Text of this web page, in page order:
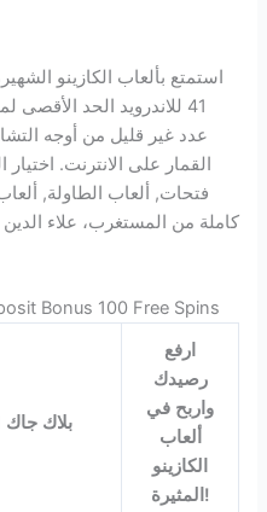
استمتع بألعاب الكازينو
عدد غير قليل من أوجه
القمار على الانترنت.
فتحات, ألعاب الطاولة,
كاملة من المستغرب، علاء
Bonus 100 Free Spins
بلاك جاك 21
ارفع
رصيدك
واربح في
ألعاب
الكازينو
المثيرة!